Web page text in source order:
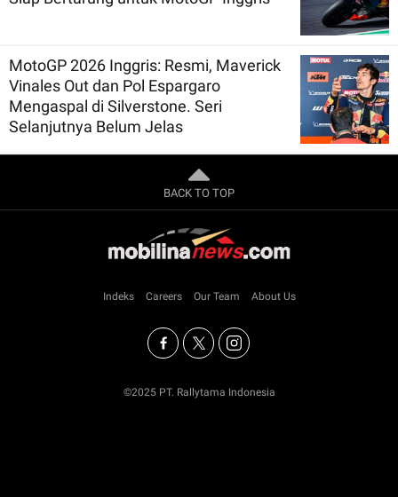
MotoGP 2026 Inggris: Resmi, Maverick
Vinales Out dan Pol Espargaro
Mengaspal di Silverstone. Seri
Selanjutnya Belum Jelas
BACK TO TOP
Indeks Careers Our Team About Us
©2025 PT. Rallytama Indonesia